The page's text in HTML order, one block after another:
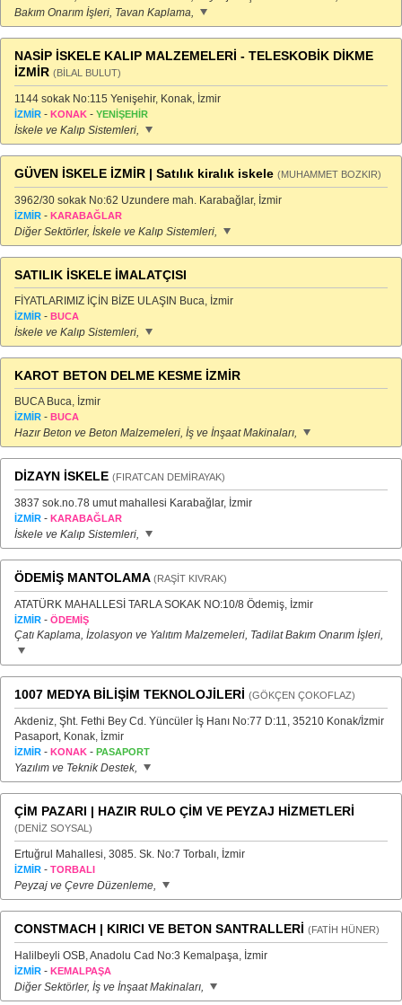
Bakım Onarım İşleri, Tavan Kaplama,
NASİP İSKELE KALIP MALZEMELERİ - TELESKOBİK DİKME
İZMİR (BİLAL BULUT)
1144 sokak No:115 Yenişehir, Konak, İzmir
İZMİR - KONAK - YENİŞEHİR
İskele ve Kalıp Sistemleri,
GÜVEN İSKELE İZMİR | Satılık kiralık iskele (MUHAMMET BOZKIR)
3962/30 sokak No:62 Uzundere mah. Karabağlar, İzmir
İZMİR - KARABAĞLAR
Diğer Sektörler, İskele ve Kalıp Sistemleri,
SATILIK İSKELE İMALATÇISI
FİYATLARIMIZ İÇİN BİZE ULAŞIN Buca, İzmir
İZMİR - BUCA
İskele ve Kalıp Sistemleri,
KAROT BETON DELME KESME İZMİR
BUCA Buca, İzmir
İZMİR - BUCA
Hazır Beton ve Beton Malzemeleri, İş ve İnşaat Makinaları,
DİZAYN İSKELE (FIRATCAN DEMİRAYAK)
3837 sok.no.78 umut mahallesi Karabağlar, İzmir
İZMİR - KARABAĞLAR
İskele ve Kalıp Sistemleri,
ÖDEMİŞ MANTOLAMA (RAŞİT KIVRAK)
ATATÜRK MAHALLESİ TARLA SOKAK NO:10/8 Ödemiş, İzmir
İZMİR - ÖDEMİŞ
Çatı Kaplama, İzolasyon ve Yalıtım Malzemeleri, Tadilat Bakım Onarım İşleri,
1007 MEDYA BİLİŞİM TEKNOLOJİLERİ (GÖKÇEN ÇOKOFLAZ)
Akdeniz, Şht. Fethi Bey Cd. Yüncüler İş Hanı No:77 D:11, 35210 Konak/İzmir
Pasaport, Konak, İzmir
İZMİR - KONAK - PASAPORT
Yazılım ve Teknik Destek,
ÇİM PAZARI | HAZIR RULO ÇİM VE PEYZAJ HİZMETLERİ
(DENİZ SOYSAL)
Ertuğrul Mahallesi, 3085. Sk. No:7 Torbalı, İzmir
İZMİR - TORBALI
Peyzaj ve Çevre Düzenleme,
CONSTMACH | KIRICI VE BETON SANTRALLERİ (FATİH HÜNER)
Halilbeyli OSB, Anadolu Cad No:3 Kemalpaşa, İzmir
İZMİR - KEMALPAŞA
Diğer Sektörler, İş ve İnşaat Makinaları,